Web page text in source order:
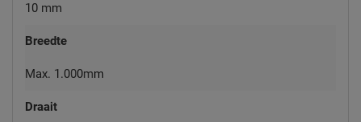
10 mm
Breedte
Max. 1.000mm
Draait